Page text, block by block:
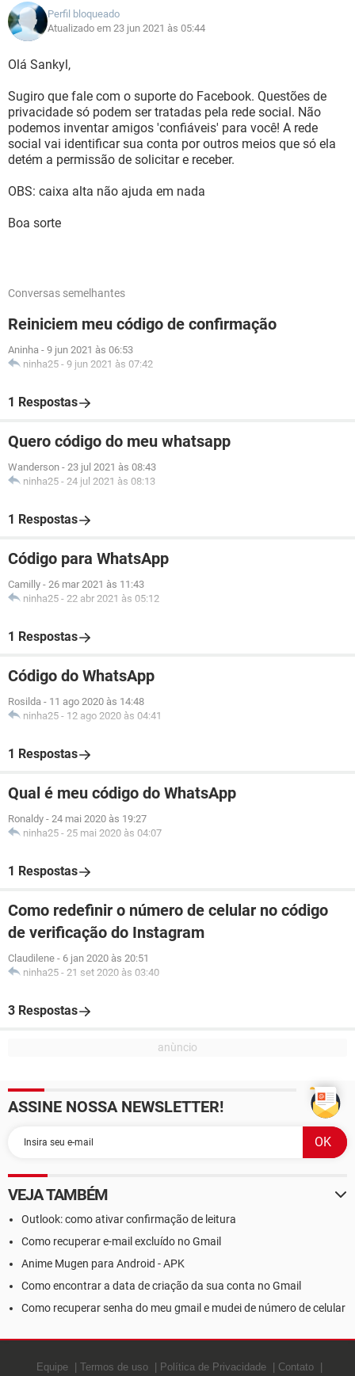
Perfil bloqueado
Atualizado em 23 jun 2021 às 05:44
Olá Sankyl,
Sugiro que fale com o suporte do Facebook. Questões de
privacidade só podem ser tratadas pela rede social. Não
podemos inventar amigos 'confiáveis' para você! A rede
social vai identificar sua conta por outros meios que só ela
detém a permissão de solicitar e receber.
OBS: caixa alta não ajuda em nada
Boa sorte
Conversas semelhantes
Reiniciem meu código de confirmação
Aninha - 9 jun 2021 às 06:53
ninha25 - 9 jun 2021 às 07:42
1 Respostas
Quero código do meu whatsapp
Wanderson - 23 jul 2021 às 08:43
ninha25 - 24 jul 2021 às 08:13
1 Respostas
Código para WhatsApp
Camilly - 26 mar 2021 às 11:43
ninha25 - 22 abr 2021 às 05:12
1 Respostas
Código do WhatsApp
Rosilda - 11 ago 2020 às 14:48
ninha25 - 12 ago 2020 às 04:41
1 Respostas
Qual é meu código do WhatsApp
Ronaldy - 24 mai 2020 às 19:27
ninha25 - 25 mai 2020 às 04:07
1 Respostas
Como redefinir o número de celular no código
de verificação do Instagram
Claudilene - 6 jan 2020 às 20:51
ninha25 - 21 set 2020 às 03:40
3 Respostas
ASSINE NOSSA NEWSLETTER!
VEJA TAMBÉM
Outlook: como ativar confirmação de leitura
Como recuperar e-mail excluído no Gmail
Anime Mugen para Android - APK
Como encontrar a data de criação da sua conta no Gmail
Como recuperar senha do meu gmail e mudei de número de celular
Equipe Termos de uso Política de Privacidade Contato